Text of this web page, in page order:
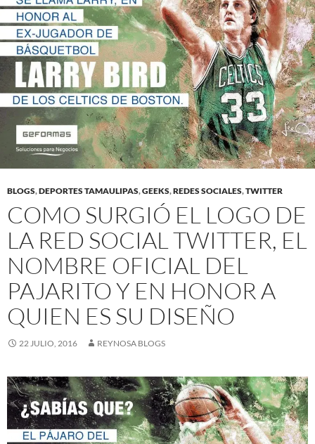
BLOGS,DEPORTES TAMAULIPAS,GEEKS,REDES SOCIALES,TWITTER
COMO SURGIÓ EL LOGO DE
LA RED SOCIAL TWITTER, EL
NOMBRE OFICIAL DEL
PAJARITO Y EN HONOR A
QUIEN ES SU DISEÑO
22 JULIO, 2016 REYNOSA BLOGS